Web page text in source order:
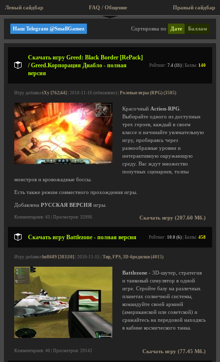
Левый сайдбар Правый сайдбар
FAQ / Общение
Сетевые / ХотСит
Сортировка по Дате Баллам
Наш Telegram @SmallGamez
Скачать игру Greed: Black Border [RePack]
/ Greed.Корпорация Диабло - полная
версия
Рейтинг: 7.4 (11) | Баллы: 140
Игру добавил iXy [762|44] | 2010-11-16 (обновлено) | Ролевые игры (RPG) (3505)
Красочный Action-RPG
Выбирайте одного из доступных
трех героев, каждый в своем
классе и начинайте увлекательную
игру, пробираясь через
разнообразные уровни и
интерактивную окружающую
среду. Вас ждут множество
попутных сценариев, толпы
монстров и кровожадные боссы.
Есть также режим совместного прохождения игры.
Добавлена РУССКАЯ ВЕРСИЯ игры.
Скачать игру (207.60 Мб.)
Комментариев: 43 | Просмотров: 35996
Скачать игру Battlezone - полная версия Рейтинг: 10.0 (6) | Баллы: 458
Игру добавил hell689 [383|10] | 2010-11-15 | Тир, FPS, 3D-бродилки (4015)
Battlezone - 3D-шутер, стратегия
и танковый симулятор в одной
игре. Стройте базу на различных
планетах солнечной системы,
командуйте своей армией
(американской или советской) и
сражайтесь на передовой находясь
в кабине космического танка.
Скачать игру (77.45 Мб.)
Комментариев: 40 | Просмотров: 29142